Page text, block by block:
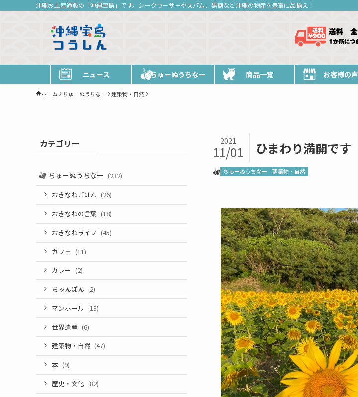
沖縄お土産通販の「沖縄宝島」です。シークワーサーやスパム、黒糖など沖縄の物産を豊富に品揃え！
ニュース ちゅーぬうちなー 商品一覧 お客様の声
ホーム ちゅーぬうちなー 建築物・自然
ひまわり満開です
2021
11/01
ちゅーぬうちなー 建築物・自然
カテゴリー
ちゅーぬうちなー (232)
おきなわごはん (26)
おきなわの言葉 (18)
おきなわライフ (45)
カフェ (11)
カレー (2)
ちゃんぽん (2)
マンホール (13)
世界遺産 (6)
建築物・自然 (47)
本 (9)
歴史・文化 (82)